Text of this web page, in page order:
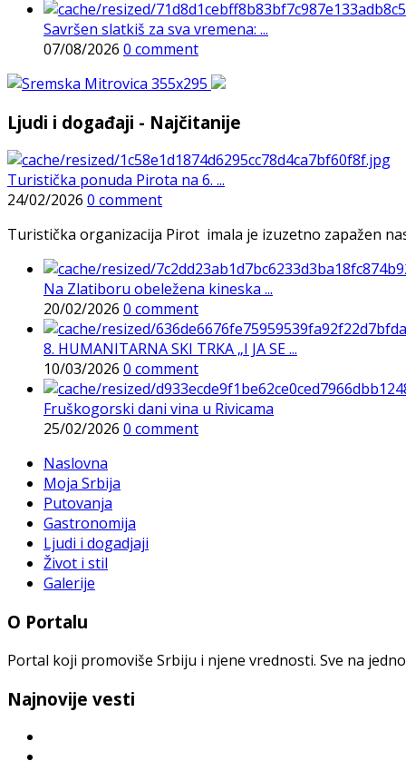
Savršen slatkiš za sva vremena: ...
07/08/2026 0 comment
Ljudi i događaji - Najčitanije
Turistička ponuda Pirota na 6. ...
24/02/2026 0 comment
Turistička organizacija Pirot imala je izuzetno zapažen
Na Zlatiboru obeležena kineska ...
20/02/2026 0 comment
8. HUMANITARNA SKI TRKA „I JA SE ...
10/03/2026 0 comment
Fruškogorski dani vina u Rivicama
25/02/2026 0 comment
Naslovna
Moja Srbija
Putovanja
Gastronomija
Ljudi i dogadjaji
Život i stil
Galerije
O Portalu
Portal koji promoviše Srbiju i njene vrednosti. Sve na
Najnovije vesti